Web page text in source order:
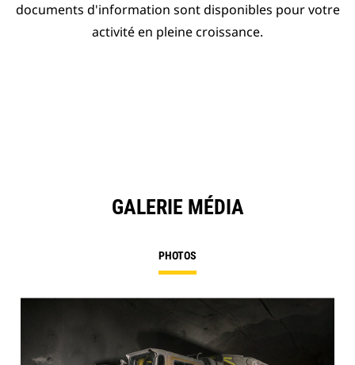
documents d'information sont disponibles pour votre
activité en pleine croissance.
GALERIE MÉDIA
PHOTOS